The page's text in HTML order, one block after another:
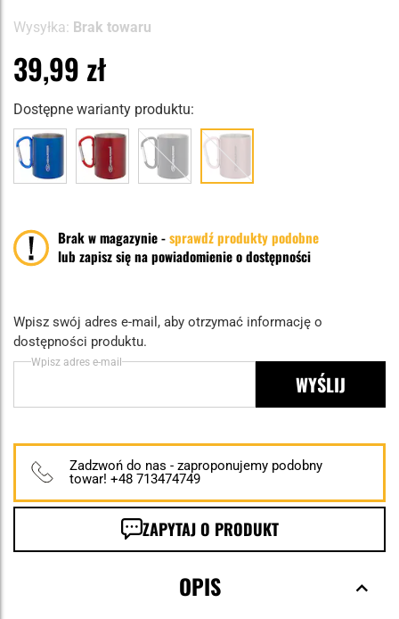
Wysyłka: Brak towaru
39,99 zł
Dostępne warianty produktu:
Brak w magazynie -sprawdź produkty podobne
lub zapisz się na powiadomienie o dostępności
Wpisz swój adres e-mail, aby otrzymać informację o
dostępności produktu.
Wpisz adres e-mail
WYŚLIJ
Zadzwoń do nas - zaproponujemy podobny
towar! +48 713474749
ZAPYTAJ O PRODUKT
OPIS